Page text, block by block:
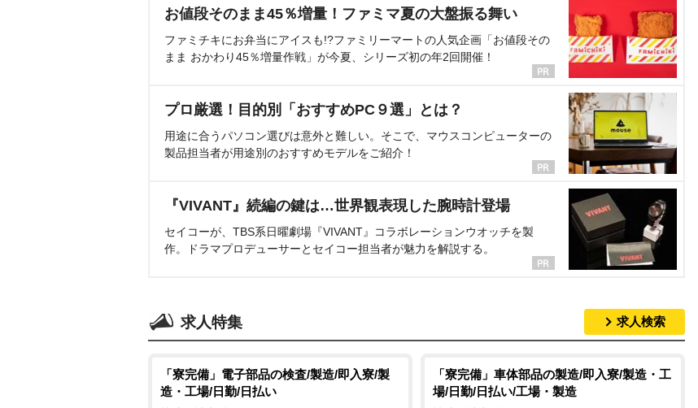
お値段そのまま45％増量！ファミマ夏の大盤振る舞い
ファミチキにお弁当にアイスも!?ファミリーマートの人気企画「お値段その
まま おかわり45％増量作戦」が今夏、シリーズ初の年2回開催！
プロ厳選！目的別「おすすめPC９選」とは？
用途に合うパソコン選びは意外と難しい。そこで、マウスコンピューターの
製品担当者が用途別のおすすめモデルをご紹介！
『VIVANT』続編の鍵は…世界観表現した腕時計登場
セイコーが、TBS系日曜劇場『VIVANT』コラボレーションウオッチを製
作。ドラマプロデューサーとセイコー担当者が魅力を解説する。
求人特集 求人検索
「寮完備」電子部品の検査/製造/即入寮/製
造・工場/日勤/日払い
「寮完備」車体部品の製造/即入寮/製造・工
場/日勤/日払い/工場・製造